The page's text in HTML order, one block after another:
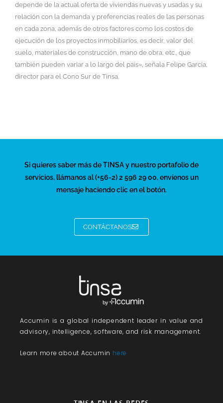
depende de la actual oferta de viviendas nuevas y usadas y su
relación con la demanda y preferencias reales de las personas
en cada zona, además de otros factores como los costos de
ejecución de los proyectos inmobiliarios, es decir, valor del
suelo, materiales de construcción, mano de obra, etc., que
también pueden variar a lo largo del país», señala Felipe García,
director para el Cono Sur de Tinsa.
Si quieres saber más de TINSA y nuestro portafolio de
servicios, llámanos al (+56-2) 2 596 29 00, envíenos un
mensaje haciendo clic en el botón.
CONTÁCTANOS
Accumin is a global independent leader in value and
advisory, intelligence, software, and risk management.
Learn more about Accumin here